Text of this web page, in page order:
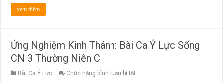
xem thêm
Ứng Nghiệm Kinh Thánh: Bài Ca Ý Lực Sống
CN 3 Thường Niên C
Bài Ca Ý Lực Chức năng bình luận bị tắt